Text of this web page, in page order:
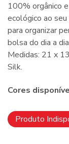
100% orgânico
ecológico ao
para organizar
bolsa do dia a
Medidas: 21 x
Silk.
Cores
Produto